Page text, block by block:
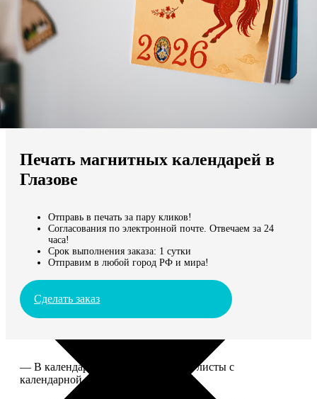
Мы доставляем по всему миру
Продолжить без города
Печать магнитных календарей в
Глазове
Отправь в печать за пару кликов!
Согласования по электронной почте. Отвечаем за 24
часа!
Срок выполнения заказа: 1 сутки
Отправим в любой город РФ и мира!
Сделать заказ
— В календаре 13 листов: обложка+листы с
календарной сеткой.